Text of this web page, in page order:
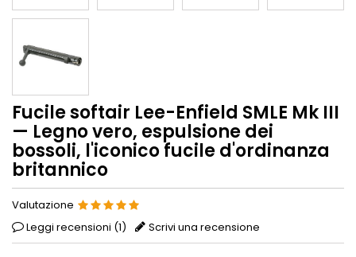
Fucile softair Lee-Enfield SMLE Mk III
— Legno vero, espulsione dei
bossoli, l'iconico fucile d'ordinanza
britannico
Valutazione
Leggi recensioni (1) Scrivi una recensione